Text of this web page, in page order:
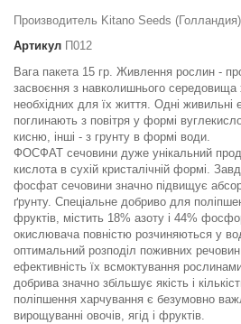
Производитель Kitano Seeds (Голландия)
Артикул П012
Вага пакета 15 гр. Живлення рослин -
засвоєння з навколишнього середовища
необхідних для їх життя. Одні живильні
поглинають з повітря у формі
кисню, інші - з грунту в формі води.
ФОСФАТ сечовини дуже унікальний
кислота в сухій кристалічній формі.
фосфат сечовини значно підвищує
ґрунту. Спеціальне добриво для
фруктів, містить 18% азоту і 44%
окислювача повністю розчиняються у
оптимальний розподіл поживних
ефективність їх всмоктування
добрива значно збільшує якість і
поліпшення харчування є безумовно
вирощуванні овочів, ягід і фруктів.